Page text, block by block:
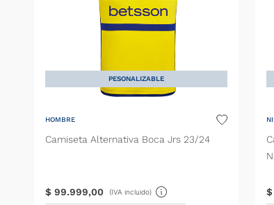
PESONALIZABLE
HOMBRE
Camiseta Alternativa Boca Jrs 23/24
$ 99.999,00 (IVA incluido) $